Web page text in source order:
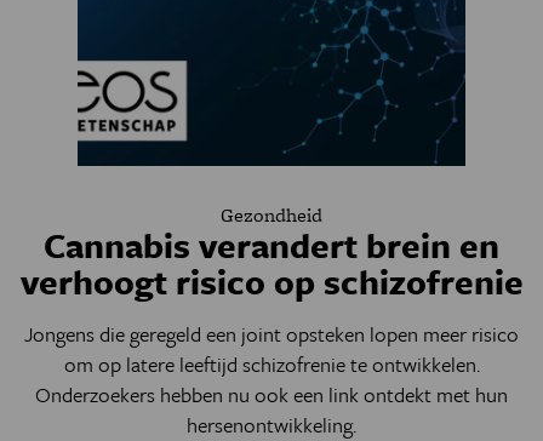
Gezondheid
Cannabis verandert brein en
verhoogt risico op schizofrenie
Jongens die geregeld een joint opsteken lopen meer risico
om op latere leeftijd schizofrenie te ontwikkelen.
Onderzoekers hebben nu ook een link ontdekt met hun
hersenontwikkeling.